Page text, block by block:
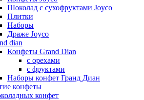
Шоколад с сухофруктами Joyco
Плитки
Наборы
Драже Joyco
dian
Конфеты Grand Dian
с орехами
с фруктами
Наборы конфет Гранд Диан
конфеты
конфет